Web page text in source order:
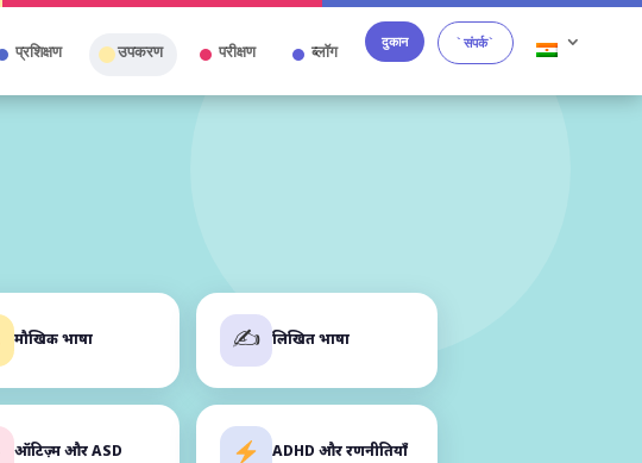
प्रशिक्षण उपकरण परीक्षण ब्लॉग दुकान `संपर्क`
मौखिक भाषा ✍️ लिखित भाषा
ऑटिज़्म और ASD ADHD और रणनीतियाँ